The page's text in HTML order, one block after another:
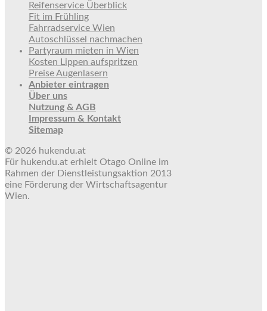
Reifenservice Überblick
Fit im Frühling
Fahrradservice Wien
Autoschlüssel nachmachen
Partyraum mieten in Wien
Kosten Lippen aufspritzen
Preise Augenlasern
Anbieter eintragen
Über uns
Nutzung & AGB
Impressum & Kontakt
Sitemap
© 2026 hukendu.at
Für hukendu.at erhielt Otago Online im
Rahmen der Dienstleistungsaktion 2013
eine Förderung der Wirtschaftsagentur
Wien.